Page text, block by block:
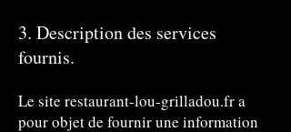
3. Description des services
fournis.
Le site restaurant-lou-grilladou.fr a
pour objet de fournir une information